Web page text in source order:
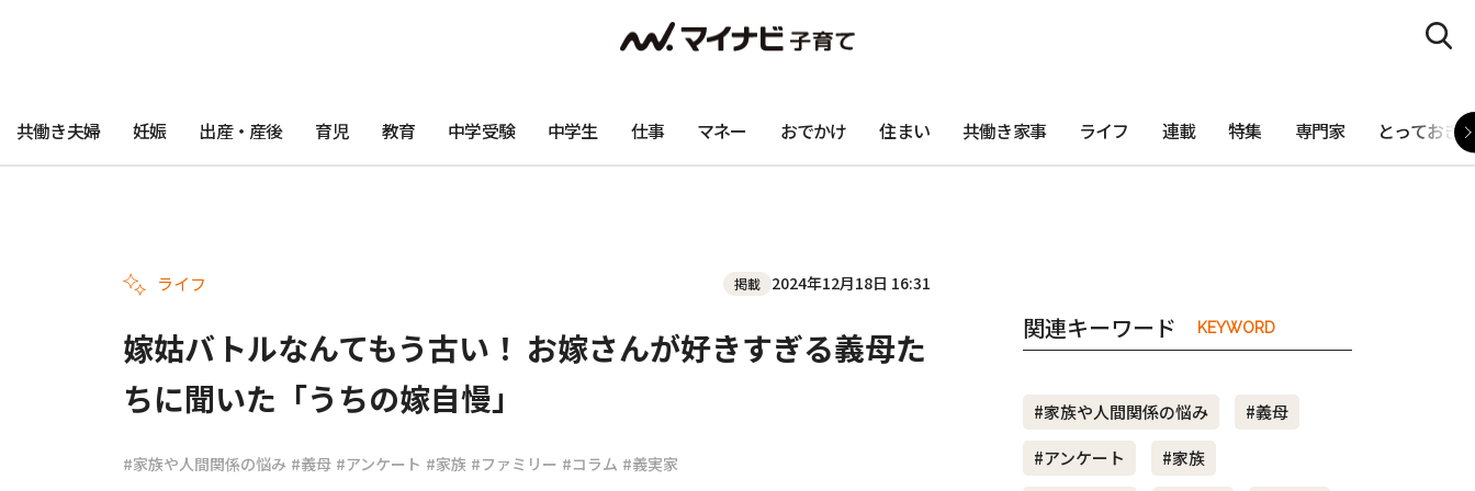
共働き夫婦 妊娠 出産・産後 育児 教育 中学受験 中学生 仕事 マネー おでかけ 住まい 共働き家事 ライフ 連載 特集 専門家 とっておき
ライフ 掲載 2024年12月18日 16:31
嫁姑バトルなんてもう古い！ お嫁さんが好きすぎる義母た
ちに聞いた「うちの嫁自慢」
#家族や人間関係の悩み #義母 #アンケート #家族 #ファミリー #コラム #義実家
関連キーワード KEYWORD
#家族や人間関係の悩み
#義母
#アンケート
#家族